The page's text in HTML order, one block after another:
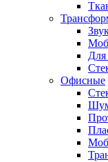
Для
Офисные